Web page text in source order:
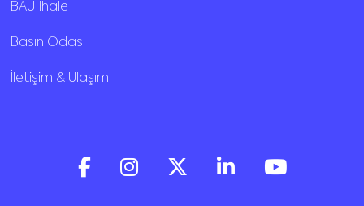
BAU İhale
Basın Odası
İletişim & Ulaşım